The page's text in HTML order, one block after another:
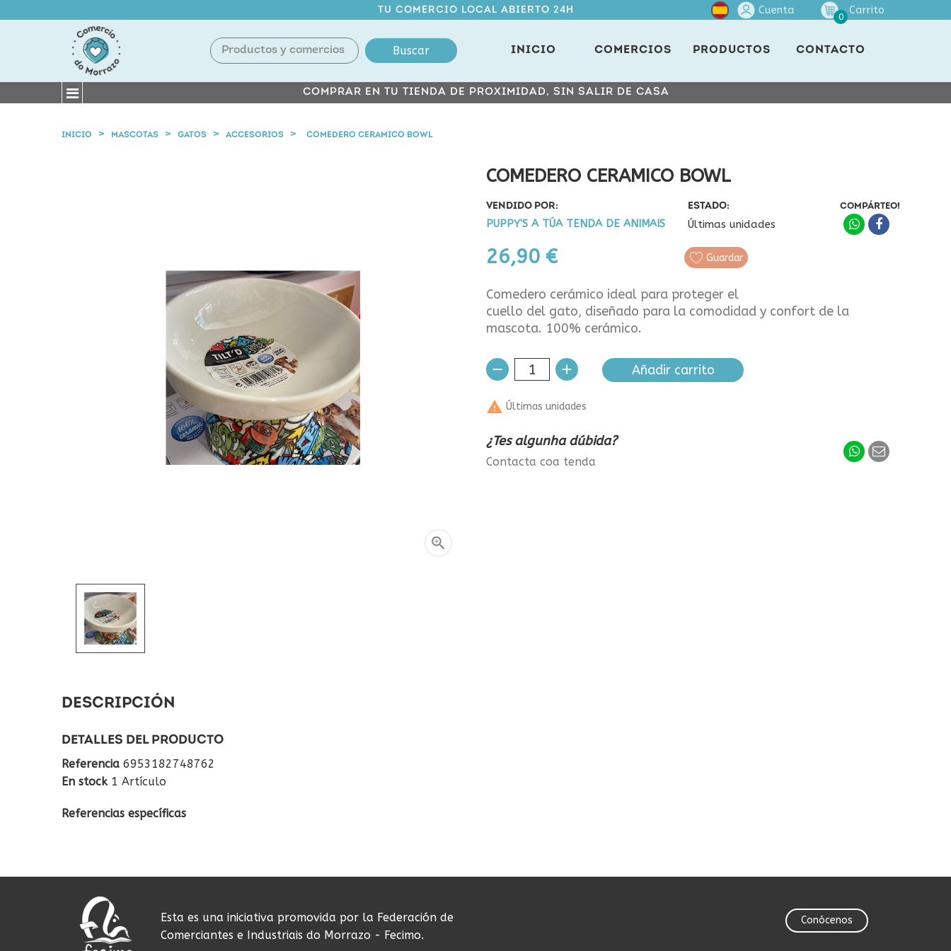
TU COMERCIO LOCAL ABIERTO 24H Cuenta
0
Carrito
Buscar INICIO COMERCIOS PRODUCTOS CONTACTO
COMPRAR EN TU TIENDA DE PROXIMIDAD, SIN SALIR DE CASA
INICIO MASCOTAS GATOS ACCESORIOS COMEDERO CERAMICO BOWL

COMEDERO CERAMICO BOWL
VENDIDO POR:
PUPPY'S A TÚA TENDA DE ANIMAIS
ESTADO:
Últimas unidades
26,90 €
COMPÁRTEO!
Guardar
Comedero cerámico ideal para proteger el
cuello del gato, diseñado para la comodidad y confort de la
mascota. 100% cerámico.
Añadir carrito
 Últimas unidades
¿Tes algunha dúbida?
Contacta coa tenda
DESCRIPCIÓN
DETALLES DEL PRODUCTO
Referencia 6953182748762
En stock 1 Artículo
Referencias específicas
Esta es una iniciativa promovida por la Federación de
Comerciantes e Industriais do Morrazo - Fecimo.
Conócenos